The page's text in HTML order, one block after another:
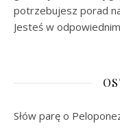
potrzebujesz porad
Jesteś w
Słów parę o